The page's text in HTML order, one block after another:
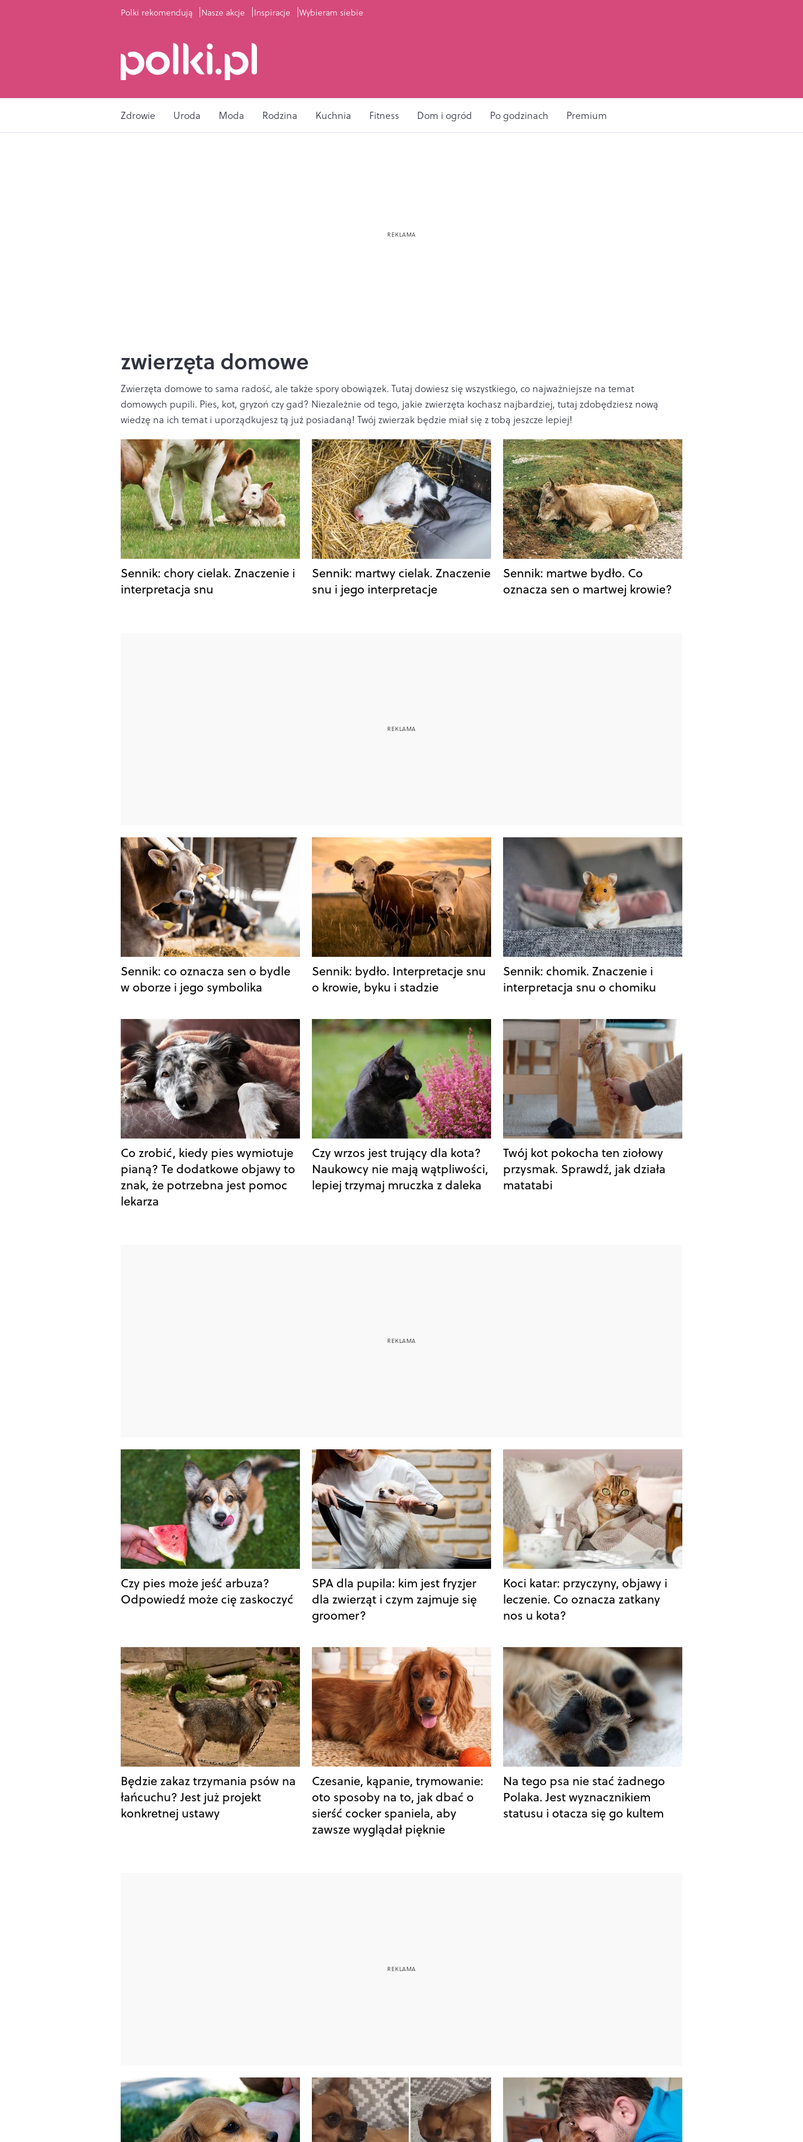
Polki rekomendują Nasze akcje Inspiracje Wybieram siebie
Zdrowie Uroda Moda Rodzina Kuchnia Fitness Dom i ogród Po godzinach Premium
zwierzęta domowe
Zwierzęta domowe to sama radość, ale także spory obowiązek. Tutaj dowiesz się wszystkiego, co najważniejsze na temat
domowych pupili. Pies, kot, gryzoń czy gad? Niezależnie od tego, jakie zwierzęta kochasz najbardziej, tutaj zdobędziesz nową
wiedzę na ich temat i uporządkujesz tą już posiadaną! Twój zwierzak będzie miał się z tobą jeszcze lepiej!
Sennik: chory cielak. Znaczenie i
interpretacja snu
Sennik: martwy cielak. Znaczenie
snu i jego interpretacje
Sennik: martwe bydło. Co
oznacza sen o martwej krowie?
Sennik: co oznacza sen o bydle
w oborze i jego symbolika
Sennik: bydło. Interpretacje snu
o krowie, byku i stadzie
Sennik: chomik. Znaczenie i
interpretacja snu o chomiku
Co zrobić, kiedy pies wymiotuje
pianą? Te dodatkowe objawy to
znak, że potrzebna jest pomoc
lekarza
Czy wrzos jest trujący dla kota?
Naukowcy nie mają wątpliwości,
lepiej trzymaj mruczka z daleka
Twój kot pokocha ten ziołowy
przysmak. Sprawdź, jak działa
matatabi
Czy pies może jeść arbuza?
Odpowiedź może cię zaskoczyć
SPA dla pupila: kim jest fryzjer
dla zwierząt i czym zajmuje się
groomer?
Koci katar: przyczyny, objawy i
leczenie. Co oznacza zatkany
nos u kota?
Będzie zakaz trzymania psów na
łańcuchu? Jest już projekt
konkretnej ustawy
Czesanie, kąpanie, trymowanie:
oto sposoby na to, jak dbać o
sierść cocker spaniela, aby
zawsze wyglądał pięknie
Na tego psa nie stać żadnego
Polaka. Jest wyznacznikiem
statusu i otacza się go kultem